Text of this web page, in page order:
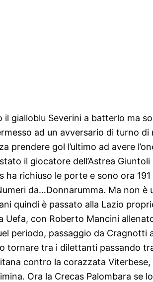
gialloblu Severini a batterlo ma
ad un avversario di turno
prendere gol l’ultimo ad avere
il giocatore dell’Astrea
ha richiuso le porte e sono ora
da…Donnarumma. Ma non
quindi è passato alla Lazio
Uefa, con Roberto Mancini
periodo, passaggio da
tornare tra i dilettanti passando
contro la corazzata
Ora la Crecas Palombara se